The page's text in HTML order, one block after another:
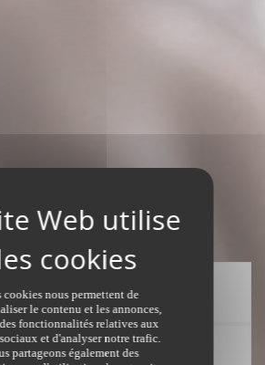
UN BIEN
villes
cookies nous permettent de
le contenu et les annonces,
fonctionnalités relatives aux
et d'analyser notre trafic.
partageons également des